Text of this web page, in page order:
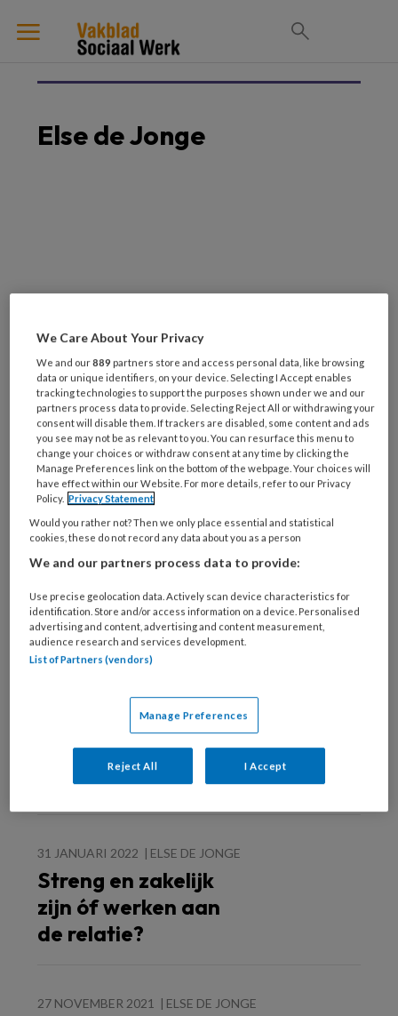
Else de Jonge
Laatste artikelen van
deze auteur
25 MEI 2022 ELSE DE JONGE
Kijken en luisteren
werktijd een beroep
op je doen
31 JANUARI 2022 ELSE DE JONGE
Kindermishandeling.
Sociaal werkers,
verenigt u!
31 JANUARI 2022 ELSE DE JONGE
Streng en zakelijk
zijn óf werken aan
de relatie?
27 NOVEMBER 2021 ELSE DE JONGE
We Care About Your Privacy
We and our889 partners store and access personal data, like browsing
data or unique identifiers, on your device. Selecting I Accept enables
tracking technologies to support the purposes shown under we and our
partners process data to provide. Selecting Reject All or withdrawing your
consent will disable them. If trackers are disabled, some content and ads
you see may not be as relevant to you. You can resurface this menu to
change your choices or withdraw consent at any time by clicking the
Manage Preferences link on the bottom of the webpage. Your choices will
have effect within our Website. For more details, refer to our Privacy
Policy. Privacy Statement
Would you rather not? Then we only place essential and statistical
cookies, these do not record any data about you as a person
We and our partners process data to provide:
Use precise geolocation data. Actively scan device characteristics for
identification. Store and/or access information on a device. Personalised
advertising and content, advertising and content measurement,
audience research and services development.
List of Partners (vendors)
Manage Preferences
Reject All I Accept